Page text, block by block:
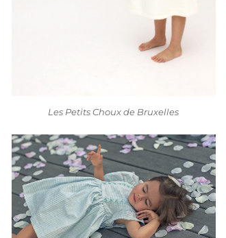
Les Petits Choux de Bruxelles